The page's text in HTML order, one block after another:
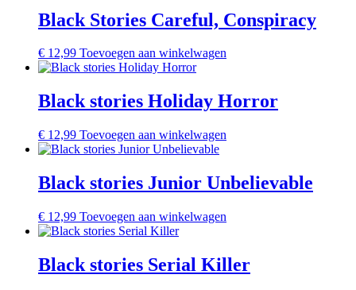
Black Stories Careful, Conspiracy
€ 12,99 Toevoegen aan winkelwagen
Black stories Holiday Horror
€ 12,99 Toevoegen aan winkelwagen
Black stories Junior Unbelievable
€ 12,99 Toevoegen aan winkelwagen
Black stories Serial Killer